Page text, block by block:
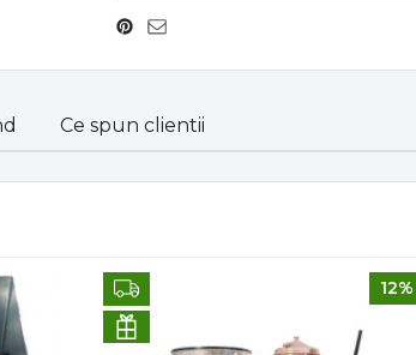
Ce spun clientii
12%